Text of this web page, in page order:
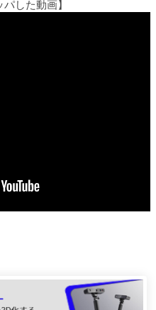
した動画】